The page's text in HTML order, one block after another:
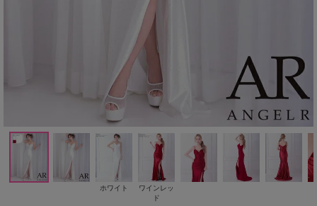
ホワイト
ワインレッ
ド